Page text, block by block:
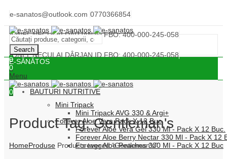
e-sanatos@outlook.com 0770366854
IONEL NECULAI DÂRJAN ID FBO: 400-000-245-058
IONEL NECULAI DÂRJAN ID FBO: 400-000-245-058
Search
0
0
Menu
0
E-SĂNĂTOS
BAUTURI NUTRITIVE
Mini Tripack
Mini Tripack AVG 330 & Argi+
Forever Aloe Vera Pack X 12 Buc
Forever Aloe Vera Gel 330 Ml - Pack X 12 Buc.
Forever Aloe Berry Nectar 330 Ml - Pack X 12
Forever Aloe Peaches 330 Ml - Pack X 12 Buc
Product Tag: Gentleman's
HomeProduse Products tagged “Gentleman's”